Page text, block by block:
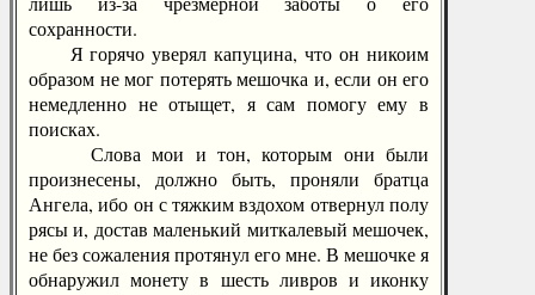
сохранности.
Я горячо уверял капуцина, что он никоим
образом не мог потерять мешочка и, если он его
немедленно не отыщет, я сам помогу ему в
поисках.
Слова мои и тон, которым они были
произнесены, должно быть, проняли братца
Ангела, ибо он с тяжким вздохом отвернул полу
рясы и, достав маленький миткалевый мешочек,
не без сожаления протянул его мне. В мешочке я
обнаружил монету в шесть ливров и иконку